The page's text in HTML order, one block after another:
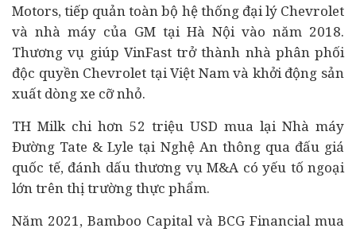
Motors, tiếp quản toàn bộ hệ thống đại lý Chevrolet
và nhà máy của GM tại Hà Nội vào năm 2018.
Thương vụ giúp VinFast trở thành nhà phân phối
độc quyền Chevrolet tại Việt Nam và khởi động sản
xuất dòng xe cỡ nhỏ.
TH Milk chi hơn 52 triệu USD mua lại Nhà máy
Đường Tate & Lyle tại Nghệ An thông qua đấu giá
quốc tế, đánh dấu thương vụ M&A có yếu tố ngoại
lớn trên thị trường thực phẩm.
Năm 2021, Bamboo Capital và BCG Financial mua